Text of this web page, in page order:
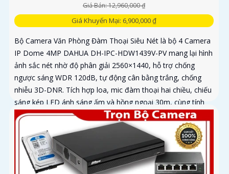
Giá Bán: 12,960,000 ₫
Giá Khuyến Mại: 6,900,000 ₫
Bộ Camera Văn Phòng Đàm Thoại Siêu Nét là bộ 4 Camera
IP Dome 4MP DAHUA DH-IPC-HDW1439V-PV mang lại hình
ảnh sắc nét nhờ độ phân giải 2560×1440, hỗ trợ chống
ngược sáng WDR 120dB, tự động cân bằng trắng, chống
nhiễu 3D-DNR. Tích hợp loa, mic đàm thoại hai chiều, chiếu
sáng kép LED ánh sáng ấm và hồng ngoại 30m, cùng tính
năng phát hiện con người, giúp giám sát hiệu quả ngày đêm